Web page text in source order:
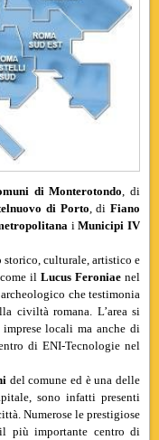
di Monterotondo , di
di Porto , diFiano
iMunicipi IV
culturale, artistico e
come ilLucus Feroniaenel
archeologico che testimonia
civiltà romana. L’area si
locali ma anche di
di ENI-Tecnologie nel
del comune ed è una delle
sono infatti presenti
Numerose le prestigiose
più importante centro di